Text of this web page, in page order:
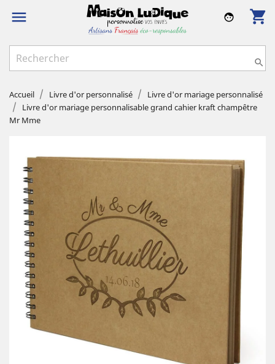
 shopping_cart
face

Accueil Livre d'or personnalisé
Livre d'or mariage personnalisé
Livre d'or mariage personnalisable grand cahier kraft champêtre
Mr Mme